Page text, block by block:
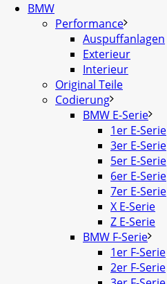
BMW
Performance
Auspuffanlagen
Exterieur
Interieur
Original Teile
Codierung
BMW E-Serie
1er E-Serie
3er E-Serie
5er E-Serie
6er E-Serie
7er E-Serie
X E-Serie
Z E-Serie
BMW F-Serie
1er F-Serie
2er F-Serie